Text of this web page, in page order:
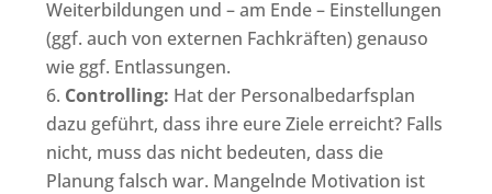
Weiterbildungen und – am Ende – Einstellungen
(ggf. auch von externen Fachkräften) genauso
wie ggf. Entlassungen.
Controlling: Hat der Personalbedarfsplan
dazu geführt, dass ihre eure Ziele erreicht? Falls
nicht, muss das nicht bedeuten, dass die
Planung falsch war. Mangelnde Motivation ist